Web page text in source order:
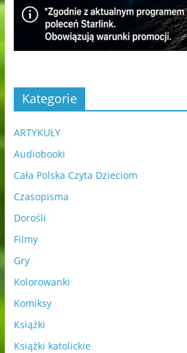
Kategorie
ARTYKUŁY
Audiobooki
Cała Polska Czyta Dzieciom
Czasopisma
Dorośli
Filmy
Gry
Kolorowanki
Komiksy
Książki
Książki katolickie